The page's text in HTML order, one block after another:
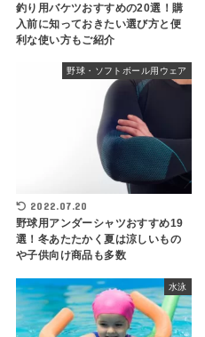
釣り用バケツおすすめの20選！購
入前に知っておきたい選び方と便
利な使い方もご紹介
野球・ソフトボール用ウェア
2022.07.20
野球用アンダーシャツおすすめ19
選！冬あたたかく夏は涼しいもの
や子供向け商品も多数
水泳